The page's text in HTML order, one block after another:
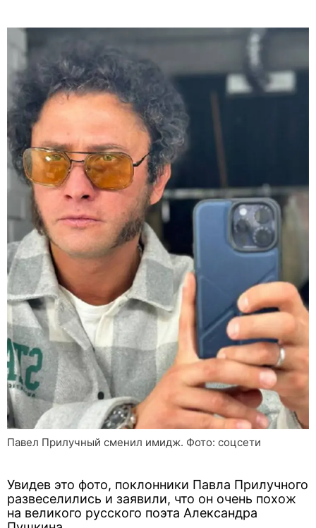
Павел Прилучный сменил имидж. Фото: соцсети
Увидев это фото, поклонники Павла Прилучного
развеселились и заявили, что он очень похож
на великого русского поэта Александра